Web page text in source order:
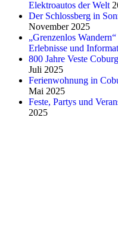
Elektroautos der Welt
Der Schlossberg in
November 2025
„Grenzenlos
Erlebnisse und
800 Jahre Veste
Juli 2025
Ferienwohnung in
Mai 2025
Feste, Partys und
2025